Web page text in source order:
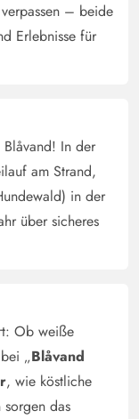
– beide
Erlebnisse für
In der
am Strand,
in der
über sicheres
Ob weiße
„Blåvand
, wie köstliche
das